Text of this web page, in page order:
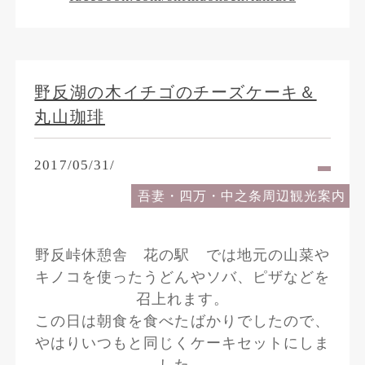
野反湖の木イチゴのチーズケーキ＆
丸山珈琲
2017/05/31/
吾妻・四万・中之条周辺観光案内
野反峠休憩舎 花の駅 では地元の山菜や
キノコを使ったうどんやソバ、ピザなどを
召上れます。
この日は朝食を食べたばかりでしたので、
やはりいつもと同じくケーキセットにしま